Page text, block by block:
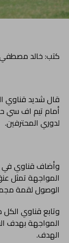
كتب: خالد
قال شديد قناوي
أمام تيم اف سي
لدوري المحترفين.
وأضاف قناوي في
المواجهة تمثل
الوصول لقمة
وتابع قناوي الكل
المواجهة بهدف
الهدف.